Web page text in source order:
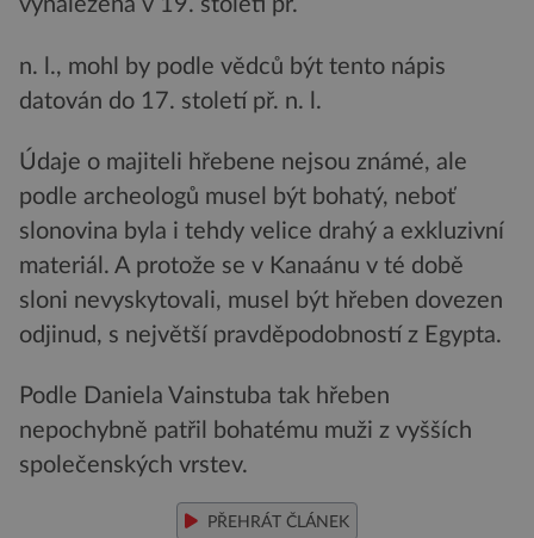
vynalezena v 19. století př.
n. l., mohl by podle vědců být tento nápis
datován do 17. století př. n. l.
Údaje o majiteli hřebene nejsou známé, ale
podle archeologů musel být bohatý, neboť
slonovina byla i tehdy velice drahý a exkluzivní
materiál. A protože se v Kanaánu v té době
sloni nevyskytovali, musel být hřeben dovezen
odjinud, s největší pravděpodobností z Egypta.
Podle Daniela Vainstuba tak hřeben
nepochybně patřil bohatému muži z vyšších
společenských vrstev.
PŘEHRÁT ČLÁNEK